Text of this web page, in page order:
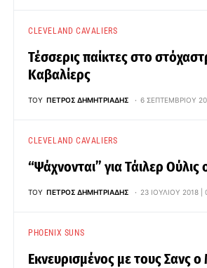
CLEVELAND CAVALIERS
Τέσσερις παίκτες στο
Καβαλίερς
ΤΟΥ ΠΈΤΡΟΣ ΔΗΜΗΤΡΙΆΔΗΣ 6 ΣΕΠΤΕΜΒΡΊΟΥ
CLEVELAND CAVALIERS
“Ψάχνονται” για Τάιλερ Ούλις
ΤΟΥ ΠΈΤΡΟΣ ΔΗΜΗΤΡΙΆΔΗΣ 23 ΙΟΥΛΊΟΥ 2018 |
PHOENIX SUNS
Εκνευρισμένος με τους Σανς